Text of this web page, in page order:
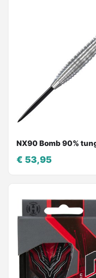
NX90 Bomb 90%
€ 53,95